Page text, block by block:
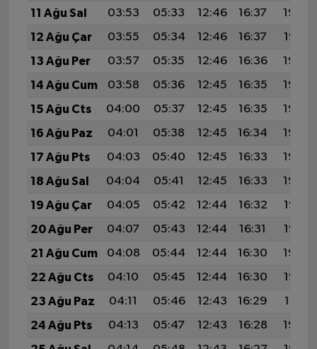
11 Ağu Sal
03:53 05:33 12:46 16:37
19:48
12 Ağu Çar
03:55 05:34 12:46 16:37
19:47
13 Ağu Per
03:57 05:35 12:46 16:36
19:46
14 Ağu Cum
03:58 05:36 12:45 16:35
19:44
15 Ağu Cts
04:00 05:37 12:45 16:35
19:43
16 Ağu Paz
04:01 05:38 12:45 16:34
19:42
17 Ağu Pts
04:03 05:40 12:45 16:33
19:40
18 Ağu Sal
04:04 05:41 12:45 16:33
19:39
19 Ağu Çar
04:05 05:42 12:44 16:32
19:37
20 Ağu Per
04:07 05:43 12:44 16:31
19:36
21 Ağu Cum
04:08 05:44 12:44 16:30
19:34
22 Ağu Cts
04:10 05:45 12:44 16:30
19:33
23 Ağu Paz
04:11 05:46 12:43 16:29
19:31
24 Ağu Pts
04:13 05:47 12:43 16:28
19:30